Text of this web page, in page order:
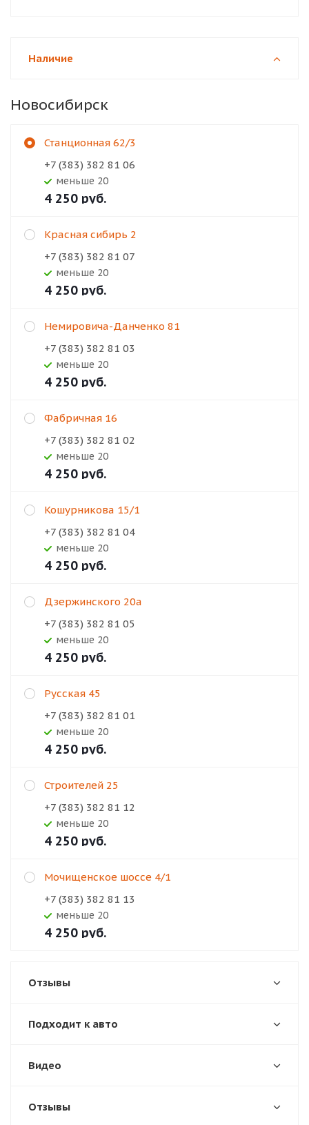
Наличие
Новосибирск
Станционная 62/3
+7 (383) 382 81 06
Меньше 20
4 250 руб.
Красная сибирь 2
+7 (383) 382 81 07
Меньше 20
4 250 руб.
Немировича-Данченко 81
+7 (383) 382 81 03
Меньше 20
4 250 руб.
Фабричная 16
+7 (383) 382 81 02
Меньше 20
4 250 руб.
Кошурникова 15/1
+7 (383) 382 81 04
Меньше 20
4 250 руб.
Дзержинского 20а
+7 (383) 382 81 05
Меньше 20
4 250 руб.
Русская 45
+7 (383) 382 81 01
Меньше 20
4 250 руб.
Строителей 25
+7 (383) 382 81 12
Меньше 20
4 250 руб.
Мочищенское шоссе 4/1
+7 (383) 382 81 13
Меньше 20
4 250 руб.
Отзывы
Подходит к авто
Видео
Отзывы